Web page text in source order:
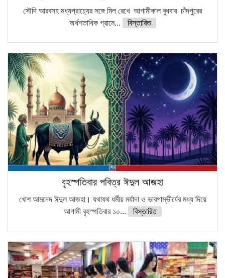
সৌদি আরবসহ মধ্যপ্রাচ্যের সঙ্গে মিল রেখে আগামীকাল বুধবার চাঁদপুরের
অর্ধশতাধিক গ্রামে...
বিস্তারিত
বৃহস্পতিবার পবিত্র ঈদুল আজহা
খোশ আমদেদ ঈদুল আজহা। যথাযথ ধর্মীয় মর্যাদা ও ভাবগাম্ভীর্যের মধ্য দিয়ে
আগামী বৃহস্পতিবার ১০...
বিস্তারিত